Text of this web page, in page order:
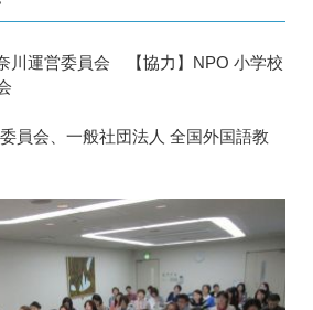
川運営委員会 【協力】NPO 小学校
員会、一般社団法人 全国外国語教